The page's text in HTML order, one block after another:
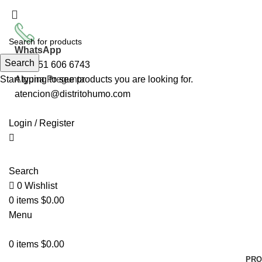
WhatsApp
+52 951 606 6743
Alguna Pregunta
atencion@distritohumo.com
Login / Register
Search
0 Wishlist
0 items $0.00
Menu
0 items $0.00
Search
Start typing to see products you are looking for.